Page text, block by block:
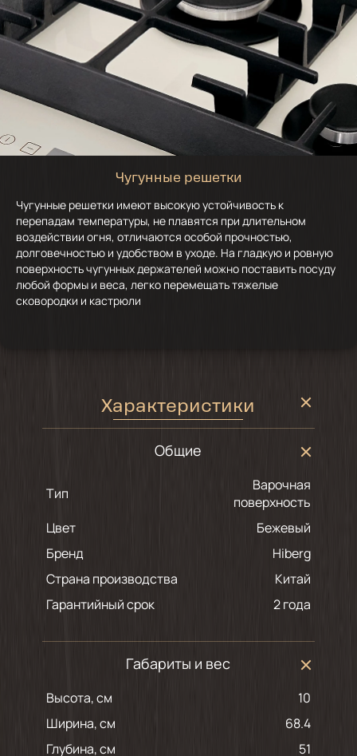
Чугунные решетки
Чугунные решетки имеют высокую устойчивость к
перепадам температуры, не плавятся при длительном
воздействии огня, отличаются особой прочностью,
долговечностью и удобством в уходе. На гладкую и ровную
поверхность чугунных держателей можно поставить посуду
любой формы и веса, легко перемещать тяжелые
сковородки и кастрюли
Характеристики
Общие
Тип
Варочная
поверхность
Цвет
бежевый
Бренд
Hiberg
Страна производства
Китай
Гарантийный срок
2 года
Габариты и вес
Высота, см
10
Ширина, см
68.4
Глубина, см
51